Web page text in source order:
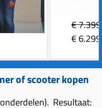
€
€
of scooter kopen
Resultaat: